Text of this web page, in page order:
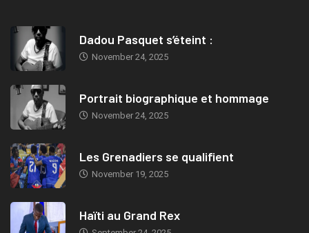
Dadou Pasquet s’éteint :
November 24, 2025
Portrait biographique et hommage
November 24, 2025
Les Grenadiers se qualifient
November 19, 2025
Haïti au Grand Rex